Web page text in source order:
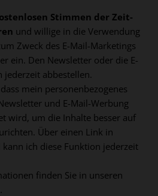
Stimmen der Zeit-
und willige in die Verwendung
Zweck des E-Mail-Marketings
ein. Den Newsletter oder die E-
jederzeit abbestellen.
mein personenbezogenes
und E-Mail-Werbung
wird, um die Inhalte besser auf
Über einen Link in
ich diese Funktion jederzeit
finden Sie in unseren
.